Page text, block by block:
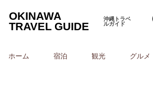
OKINAWA
TRAVEL GUIDE
沖縄トラベ
ルガイド
ホーム 宿泊 観光 グルメ